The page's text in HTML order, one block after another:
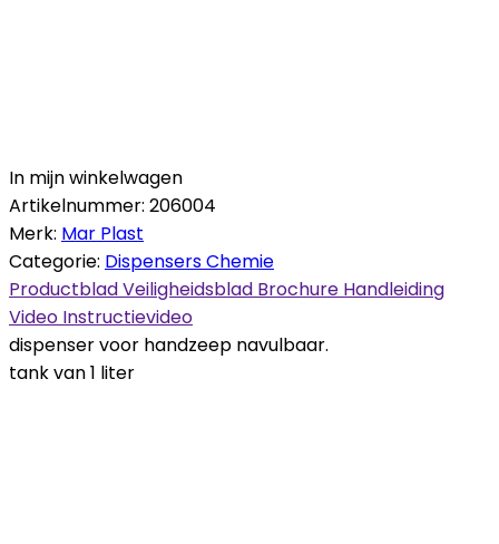
In mijn winkelwagen
Artikelnummer: 206004
Merk: Mar Plast
Categorie: Dispensers Chemie
ProductbladVeiligheidsblad Brochure Handleiding
Video Instructievideo
dispenser voor handzeep navulbaar.
tank van 1 liter